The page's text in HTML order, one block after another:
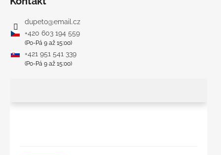
dupeto@email.cz
+420 603 194 559
(Po-Pá 9 až 15:00)
+421 951 541 339
(Po-Pá 9 až 15:00)